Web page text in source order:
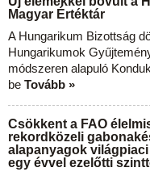
Magyar Értéktár
A Hungarikum Bizottság
Hungarikumok
módszeren alapuló
be Tovább »
Csökkent a FAO
rekordközeli
alapanyagok
egy évvel ezelőtti